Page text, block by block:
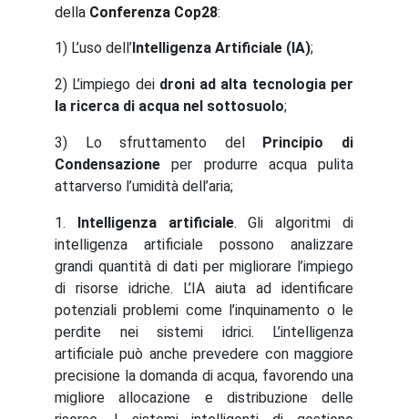
della Conferenza Cop28:
1) L’uso dell’Intelligenza Artificiale (IA);
2) L’impiego dei droni ad alta tecnologia per
la ricerca di acqua nel sottosuolo;
3) Lo sfruttamento del Principio di
Condensazione per produrre acqua pulita
attarverso l’umidità dell’aria;
1. Intelligenza artificiale. Gli algoritmi di
intelligenza artificiale possono analizzare
grandi quantità di dati per migliorare l’impiego
di risorse idriche. L’IA aiuta ad identificare
potenziali problemi come l’inquinamento o le
perdite nei sistemi idrici. L’intelligenza
artificiale può anche prevedere con maggiore
precisione la domanda di acqua, favorendo una
migliore allocazione e distribuzione delle